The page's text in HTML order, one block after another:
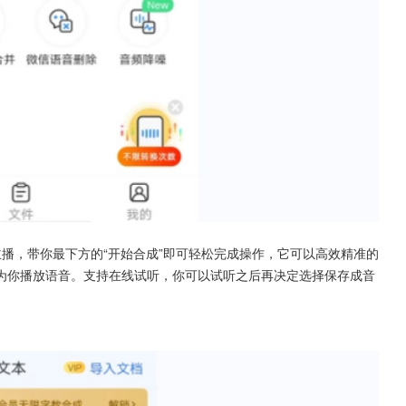
，带你最下方的“开始合成”即可轻松完成操作，它可以高效精准的
播放语音。支持在线试听，你可以试听之后再决定选择保存成音